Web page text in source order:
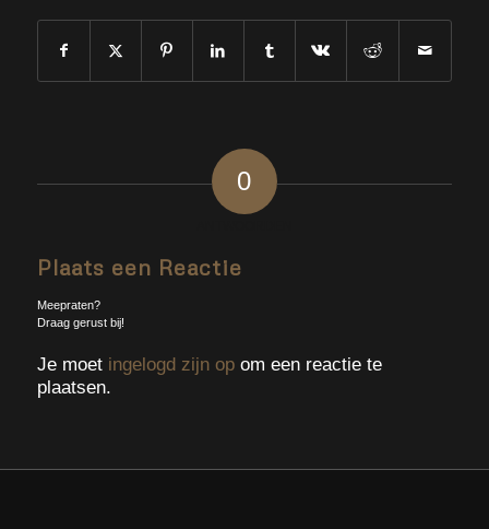
0
Plaats een Reactie
Meepraten?
Draag gerust bij!
Je moet ingelogd zijn opom een reactie te
plaatsen.